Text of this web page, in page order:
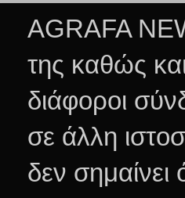
AGRAFA
της καθώς
διάφοροι
σε άλλη
δεν